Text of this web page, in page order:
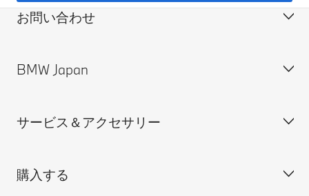
お問い合わせ
カスタマー・サポート＆お問い合わせ
見積依頼
ディーラー検索
BMW Japan
会社概要
BMW正規ディーラー採用情報
サービス＆アクセサリー
BMW Service
購入する